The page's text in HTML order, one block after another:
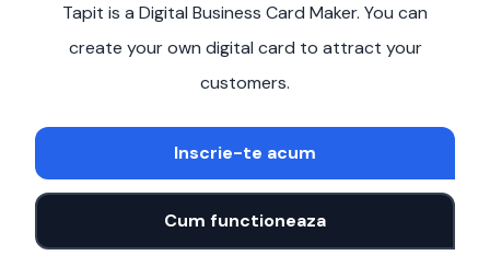
Tapit is a Digital Business Card Maker. You can
create your own digital card to attract your
customers.
Inscrie-te acum
Cum functioneaza